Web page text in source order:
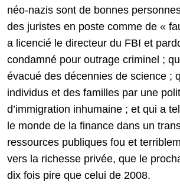
néo-nazis sont de bonnes
des juristes en poste comme de «
a licencié le directeur du FBI et
condamné pour outrage criminel ;
évacué des décennies de science ;
individus et des familles par une
d’immigration inhumaine ; et qui a
le monde de la finance dans un
ressources publiques fou et
vers la richesse privée, que le
dix fois pire que celui de 2008.